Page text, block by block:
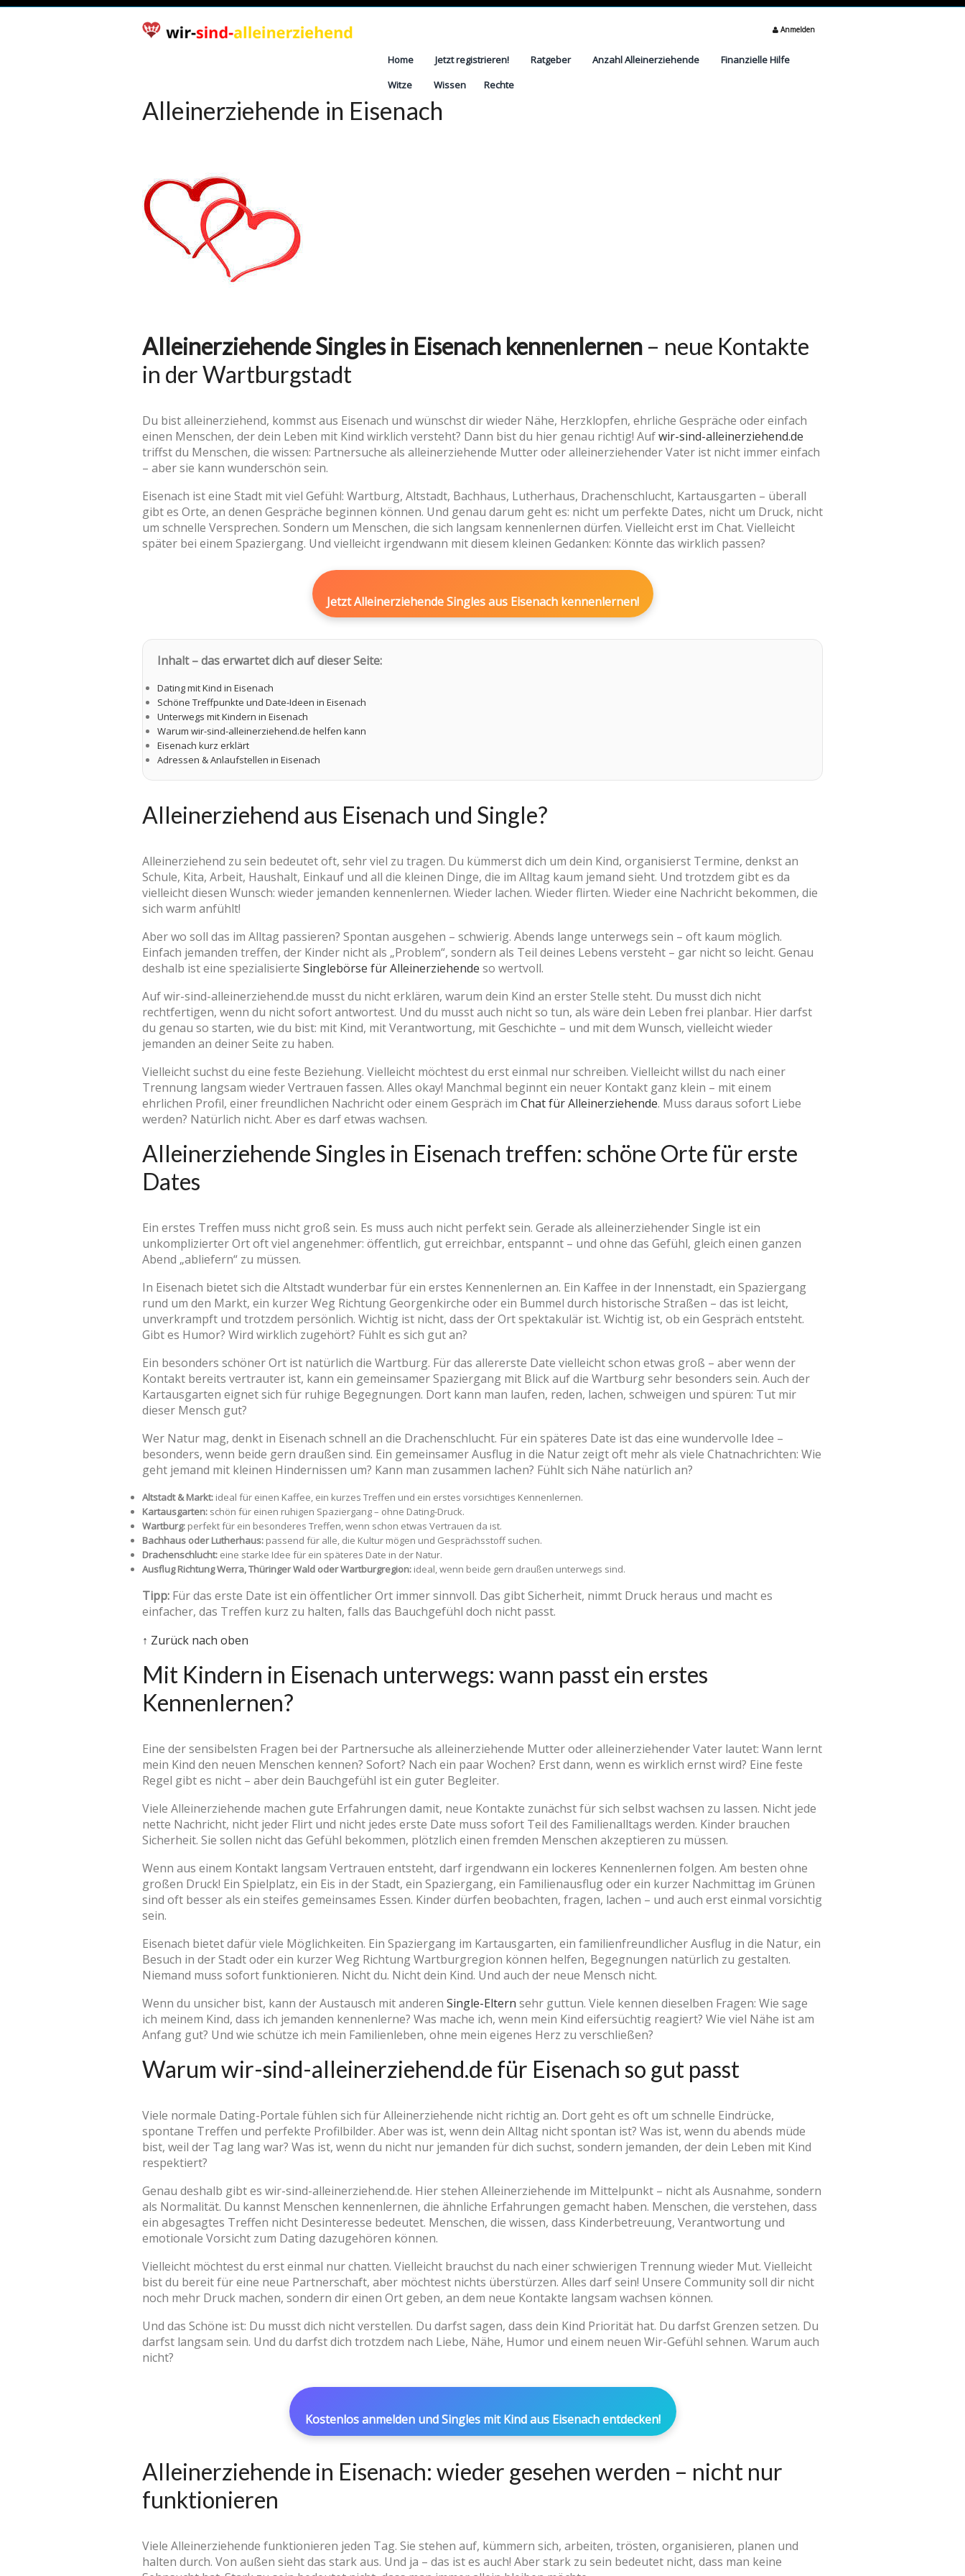
Anmelden
Home Jetzt registrieren! Ratgeber Anzahl Alleinerziehende
Finanzielle Hilfe
Witze
Wissen Rechte
Alleinerziehende in Eisenach
Alleinerziehende Singles in Eisenach kennenlernen – neue Kontakte
in der Wartburgstadt
Du bist alleinerziehend, kommst aus Eisenach und wünschst dir wieder Nähe, Herzklopfen, ehrliche Gespräche oder einfach
einen Menschen, der dein Leben mit Kind wirklich versteht? Dann bist du hier genau richtig! Aufwir-sind-alleinerziehend.de
triffst du Menschen, die wissen: Partnersuche als alleinerziehende Mutter oder alleinerziehender Vater ist nicht immer einfach
– aber sie kann wunderschön sein.
Eisenach ist eine Stadt mit viel Gefühl: Wartburg, Altstadt, Bachhaus, Lutherhaus, Drachenschlucht, Kartausgarten – überall
gibt es Orte, an denen Gespräche beginnen können. Und genau darum geht es: nicht um perfekte Dates, nicht um Druck, nicht
um schnelle Versprechen. Sondern um Menschen, die sich langsam kennenlernen dürfen. Vielleicht erst im Chat. Vielleicht
später bei einem Spaziergang. Und vielleicht irgendwann mit diesem kleinen Gedanken: Könnte das wirklich passen?
Jetzt Alleinerziehende Singles aus Eisenach kennenlernen!
Inhalt – das erwartet dich auf dieser Seite:
Dating mit Kind in Eisenach
Schöne Treffpunkte und Date-Ideen in Eisenach
Unterwegs mit Kindern in Eisenach
Warum wir-sind-alleinerziehend.de helfen kann
Eisenach kurz erklärt
Adressen & Anlaufstellen in Eisenach
Alleinerziehend aus Eisenach und Single?
Alleinerziehend zu sein bedeutet oft, sehr viel zu tragen. Du kümmerst dich um dein Kind, organisierst Termine, denkst an
Schule, Kita, Arbeit, Haushalt, Einkauf und all die kleinen Dinge, die im Alltag kaum jemand sieht. Und trotzdem gibt es da
vielleicht diesen Wunsch: wieder jemanden kennenlernen. Wieder lachen. Wieder flirten. Wieder eine Nachricht bekommen, die
sich warm anfühlt!
Aber wo soll das im Alltag passieren? Spontan ausgehen – schwierig. Abends lange unterwegs sein – oft kaum möglich.
Einfach jemanden treffen, der Kinder nicht als „Problem“, sondern als Teil deines Lebens versteht – gar nicht so leicht. Genau
deshalb ist eine spezialisierte Singlebörse für Alleinerziehende so wertvoll.
Auf wir-sind-alleinerziehend.de musst du nicht erklären, warum dein Kind an erster Stelle steht. Du musst dich nicht
rechtfertigen, wenn du nicht sofort antwortest. Und du musst auch nicht so tun, als wäre dein Leben frei planbar. Hier darfst
du genau so starten, wie du bist: mit Kind, mit Verantwortung, mit Geschichte – und mit dem Wunsch, vielleicht wieder
jemanden an deiner Seite zu haben.
Vielleicht suchst du eine feste Beziehung. Vielleicht möchtest du erst einmal nur schreiben. Vielleicht willst du nach einer
Trennung langsam wieder Vertrauen fassen. Alles okay! Manchmal beginnt ein neuer Kontakt ganz klein – mit einem
ehrlichen Profil, einer freundlichen Nachricht oder einem Gespräch im Chat für Alleinerziehende. Muss daraus sofort Liebe
werden? Natürlich nicht. Aber es darf etwas wachsen.
Alleinerziehende Singles in Eisenach treffen: schöne Orte für erste
Dates
Ein erstes Treffen muss nicht groß sein. Es muss auch nicht perfekt sein. Gerade als alleinerziehender Single ist ein
unkomplizierter Ort oft viel angenehmer: öffentlich, gut erreichbar, entspannt – und ohne das Gefühl, gleich einen ganzen
Abend „abliefern“ zu müssen.
In Eisenach bietet sich die Altstadt wunderbar für ein erstes Kennenlernen an. Ein Kaffee in der Innenstadt, ein Spaziergang
rund um den Markt, ein kurzer Weg Richtung Georgenkirche oder ein Bummel durch historische Straßen – das ist leicht,
unverkrampft und trotzdem persönlich. Wichtig ist nicht, dass der Ort spektakulär ist. Wichtig ist, ob ein Gespräch entsteht.
Gibt es Humor? Wird wirklich zugehört? Fühlt es sich gut an?
Ein besonders schöner Ort ist natürlich die Wartburg. Für das allererste Date vielleicht schon etwas groß – aber wenn der
Kontakt bereits vertrauter ist, kann ein gemeinsamer Spaziergang mit Blick auf die Wartburg sehr besonders sein. Auch der
Kartausgarten eignet sich für ruhige Begegnungen. Dort kann man laufen, reden, lachen, schweigen und spüren: Tut mir
dieser Mensch gut?
Wer Natur mag, denkt in Eisenach schnell an die Drachenschlucht. Für ein späteres Date ist das eine wundervolle Idee –
besonders, wenn beide gern draußen sind. Ein gemeinsamer Ausflug in die Natur zeigt oft mehr als viele Chatnachrichten: Wie
geht jemand mit kleinen Hindernissen um? Kann man zusammen lachen? Fühlt sich Nähe natürlich an?
Altstadt & Markt: ideal für einen Kaffee, ein kurzes Treffen und ein erstes vorsichtiges Kennenlernen.
Kartausgarten: schön für einen ruhigen Spaziergang – ohne Dating-Druck.
Wartburg: perfekt für ein besonderes Treffen, wenn schon etwas Vertrauen da ist.
Bachhaus oder Lutherhaus: passend für alle, die Kultur mögen und Gesprächsstoff suchen.
Drachenschlucht: eine starke Idee für ein späteres Date in der Natur.
Ausflug Richtung Werra, Thüringer Wald oder Wartburgregion: ideal, wenn beide gern draußen unterwegs sind.
Tipp: Für das erste Date ist ein öffentlicher Ort immer sinnvoll. Das gibt Sicherheit, nimmt Druck heraus und macht es
einfacher, das Treffen kurz zu halten, falls das Bauchgefühl doch nicht passt.
↑ Zurück nach oben
Mit Kindern in Eisenach unterwegs: wann passt ein erstes
Kennenlernen?
Eine der sensibelsten Fragen bei der Partnersuche als alleinerziehende Mutter oder alleinerziehender Vater lautet: Wann lernt
mein Kind den neuen Menschen kennen? Sofort? Nach ein paar Wochen? Erst dann, wenn es wirklich ernst wird? Eine feste
Regel gibt es nicht – aber dein Bauchgefühl ist ein guter Begleiter.
Viele Alleinerziehende machen gute Erfahrungen damit, neue Kontakte zunächst für sich selbst wachsen zu lassen. Nicht jede
nette Nachricht, nicht jeder Flirt und nicht jedes erste Date muss sofort Teil des Familienalltags werden. Kinder brauchen
Sicherheit. Sie sollen nicht das Gefühl bekommen, plötzlich einen fremden Menschen akzeptieren zu müssen.
Wenn aus einem Kontakt langsam Vertrauen entsteht, darf irgendwann ein lockeres Kennenlernen folgen. Am besten ohne
großen Druck! Ein Spielplatz, ein Eis in der Stadt, ein Spaziergang, ein Familienausflug oder ein kurzer Nachmittag im Grünen
sind oft besser als ein steifes gemeinsames Essen. Kinder dürfen beobachten, fragen, lachen – und auch erst einmal vorsichtig
sein.
Eisenach bietet dafür viele Möglichkeiten. Ein Spaziergang im Kartausgarten, ein familienfreundlicher Ausflug in die Natur, ein
Besuch in der Stadt oder ein kurzer Weg Richtung Wartburgregion können helfen, Begegnungen natürlich zu gestalten.
Niemand muss sofort funktionieren. Nicht du. Nicht dein Kind. Und auch der neue Mensch nicht.
Wenn du unsicher bist, kann der Austausch mit anderen Single-Eltern sehr guttun. Viele kennen dieselben Fragen: Wie sage
ich meinem Kind, dass ich jemanden kennenlerne? Was mache ich, wenn mein Kind eifersüchtig reagiert? Wie viel Nähe ist am
Anfang gut? Und wie schütze ich mein Familienleben, ohne mein eigenes Herz zu verschließen?
Warum wir-sind-alleinerziehend.de für Eisenach so gut passt
Viele normale Dating-Portale fühlen sich für Alleinerziehende nicht richtig an. Dort geht es oft um schnelle Eindrücke,
spontane Treffen und perfekte Profilbilder. Aber was ist, wenn dein Alltag nicht spontan ist? Was ist, wenn du abends müde
bist, weil der Tag lang war? Was ist, wenn du nicht nur jemanden für dich suchst, sondern jemanden, der dein Leben mit Kind
respektiert?
Genau deshalb gibt es wir-sind-alleinerziehend.de. Hier stehen Alleinerziehende im Mittelpunkt – nicht als Ausnahme, sondern
als Normalität. Du kannst Menschen kennenlernen, die ähnliche Erfahrungen gemacht haben. Menschen, die verstehen, dass
ein abgesagtes Treffen nicht Desinteresse bedeutet. Menschen, die wissen, dass Kinderbetreuung, Verantwortung und
emotionale Vorsicht zum Dating dazugehören können.
Vielleicht möchtest du erst einmal nur chatten. Vielleicht brauchst du nach einer schwierigen Trennung wieder Mut. Vielleicht
bist du bereit für eine neue Partnerschaft, aber möchtest nichts überstürzen. Alles darf sein! Unsere Community soll dir nicht
noch mehr Druck machen, sondern dir einen Ort geben, an dem neue Kontakte langsam wachsen können.
Und das Schöne ist: Du musst dich nicht verstellen. Du darfst sagen, dass dein Kind Priorität hat. Du darfst Grenzen setzen. Du
darfst langsam sein. Und du darfst dich trotzdem nach Liebe, Nähe, Humor und einem neuen Wir-Gefühl sehnen. Warum auch
nicht?
Kostenlos anmelden und Singles mit Kind aus Eisenach entdecken!
Alleinerziehende in Eisenach: wieder gesehen werden – nicht nur
funktionieren
Viele Alleinerziehende funktionieren jeden Tag. Sie stehen auf, kümmern sich, arbeiten, trösten, organisieren, planen und
halten durch. Von außen sieht das stark aus. Und ja – das ist es auch! Aber stark zu sein bedeutet nicht, dass man keine